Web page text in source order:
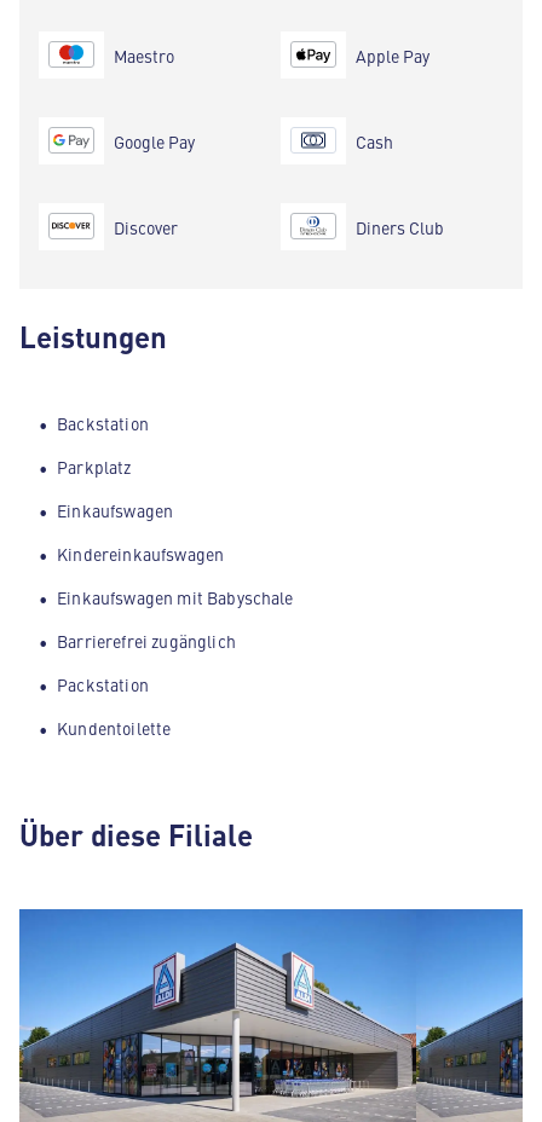
Maestro
Google Pay
Discover
Apple Pay
Cash
Diners Club
Leistungen
Backstation
Parkplatz
Einkaufswagen
Kindereinkaufswagen
Einkaufswagen mit Babyschale
Barrierefrei zugänglich
Packstation
Kundentoilette
Über diese Filiale